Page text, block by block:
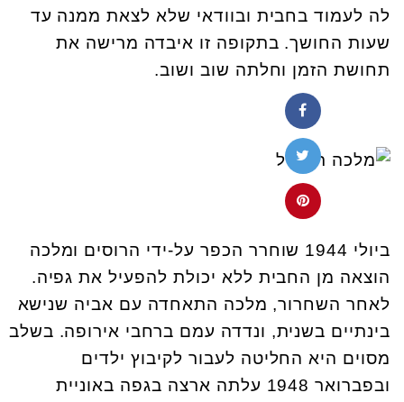
לה לעמוד בחבית ובוודאי שלא לצאת ממנה עד
שעות החושך. בתקופה זו איבדה מרישה את
תחושת הזמן וחלתה שוב ושוב.
ביולי 1944 שוחרר הכפר על-ידי הרוסים ומלכה
הוצאה מן החבית ללא יכולת להפעיל את גפיה.
לאחר השחרור, מלכה התאחדה עם אביה שנישא
בינתיים בשנית, ונדדה עמם ברחבי אירופה. בשלב
מסוים היא החליטה לעבור לקיבוץ ילדים
ובפברואר 1948 עלתה ארצה בגפה באוניית